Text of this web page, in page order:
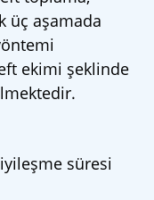
üç aşamada
ekimi şeklinde
süresi